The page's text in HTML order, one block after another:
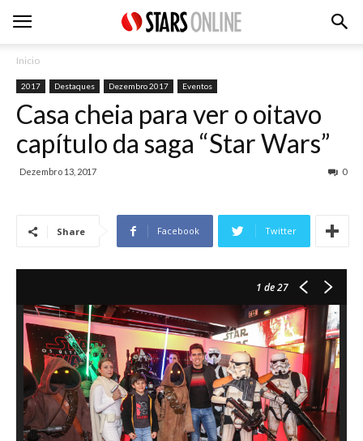
Inicio
2017 Destaques Dezembro 2017 Eventos
Casa cheia para ver o oitavo
capítulo da saga “Star Wars”
Dezembro 13, 2017 0
Share Facebook Twitter
1 de 27